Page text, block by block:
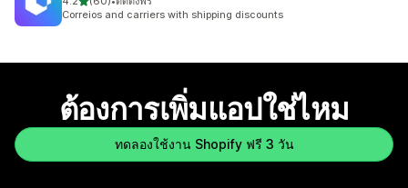
ทั้งหมด 60 รีวิว
Correios and carriers with shipping discounts
ต้องการเพิ่มแอปใช่ไหม
ทดลองใช้งาน Shopify ฟรี 3 วัน